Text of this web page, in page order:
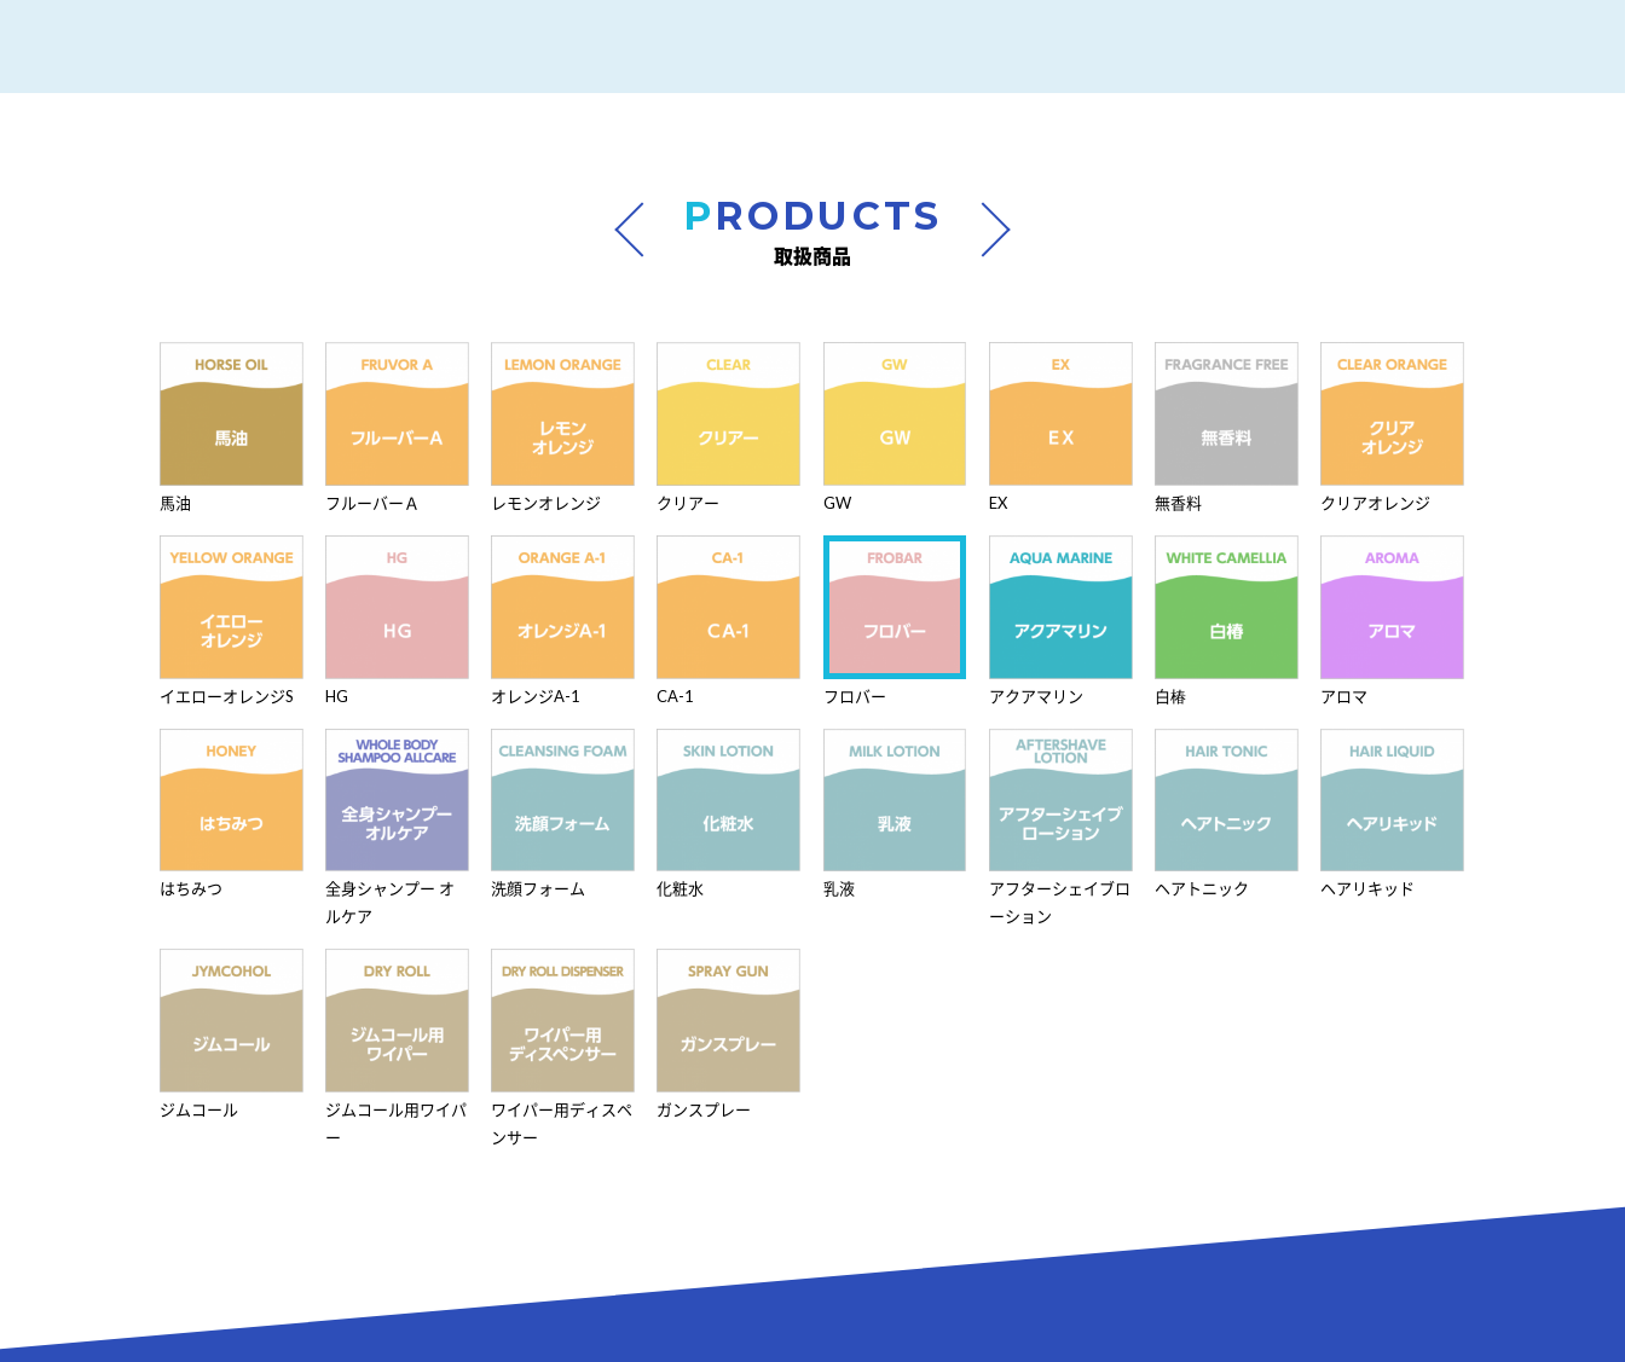
PRODUCTS
取扱商品
馬油 フルーバーＡ レモンオレンジ クリアー GW EX 無香料 クリアオレンジ
イエローオレンジS HG オレンジA-1 CA-1 フロバー アクアマリン 白椿 アロマ
はちみつ
全身シャンプー オ
ルケア
洗顔フォーム 化粧水 乳液
アフターシェイブロ
ーション
ヘアトニック ヘアリキッド
ジムコール
ジムコール用ワイパ
ー
ワイパー用ディスペ
ンサー
ガンスプレー